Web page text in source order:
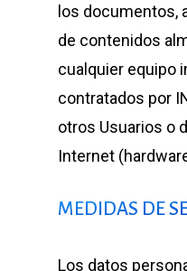
los documentos,
de contenidos
cualquier equipo
contratados por
otros Usuarios o
Internet
MEDIDAS DE
Los datos